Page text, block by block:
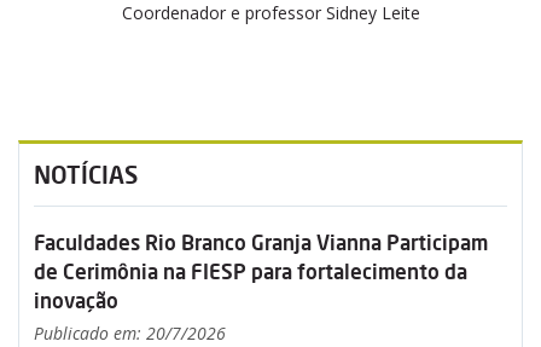
Coordenador e professor Sidney Leite
NOTÍCIAS
Faculdades Rio Branco Granja Vianna Participam
de Cerimônia na FIESP para fortalecimento da
inovação
Publicado em: 20/7/2026